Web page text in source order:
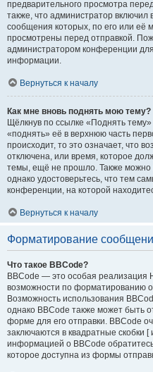
предварительного просмотра
также, что администратор включил
сообщения которых, по его или
просмотрены перед отправкой.
администратором конференции
информации.
Вернуться к началу
Как мне вновь поднять мою тему?
Щёлкнув по ссылке «Поднять
«поднять» её в верхнюю часть
происходит, то это означает, что
отключена, или время, которое
темы, ещё не прошло. Также можно
однако удостоверьтесь, что тем
конференции, на которой
Вернуться к началу
Форматирование
Что такое BBCode?
BBCode — это особая реализация
возможности по форматированию
Возможность использования
однако BBCode также может быть
форме для его отправки. BBCode
заключаются в квадратные скобки
информацией о BBCode
которое доступна из формы